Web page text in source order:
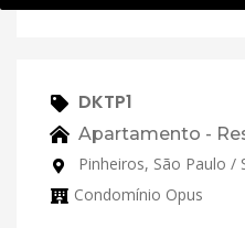
DKTP1
Apartamento -
Pinheiros, São Paulo /
Condomínio Opus